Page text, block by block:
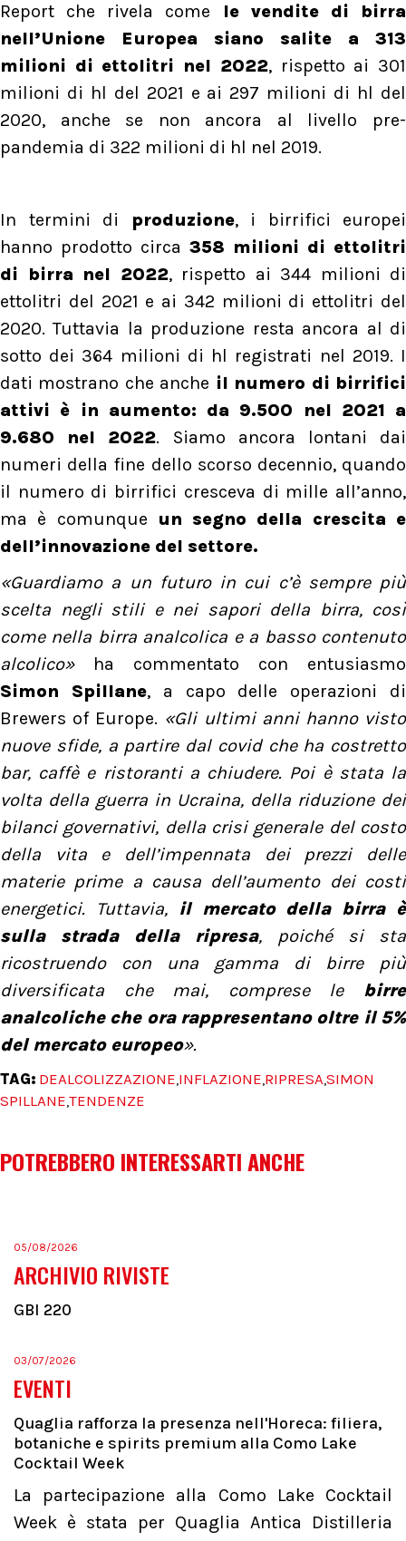
Report che rivela come
le vendite di birra
nell’Unione Europea siano salite a 313
milioni di ettolitri nel 2022, rispetto ai 301
milioni di hl del 2021 e ai 297 milioni di hl del
2020, anche se non ancora al livello pre-
pandemia di 322 milioni di hl nel 2019.
In termini di produzione, i birrifici europei
hanno prodotto circa 358 milioni di ettolitri
di birra nel 2022, rispetto ai 344 milioni di
ettolitri del 2021 e ai 342 milioni di ettolitri del
2020. Tuttavia la produzione resta ancora al di
sotto dei 364 milioni di hl registrati nel 2019. I
dati mostrano che anche il numero di birrifici
attivi è in aumento: da 9.500 nel 2021 a
9.680 nel 2022. Siamo ancora lontani dai
numeri della fine dello scorso decennio, quando
il numero di birrifici cresceva di mille all’anno,
ma è comunque un segno della crescita e
dell’innovazione del settore.
«Guardiamo a un futuro in cui c’è sempre più
scelta negli stili e nei sapori della birra, così
come nella birra analcolica e a basso contenuto
alcolico»ha commentato con entusiasmo
Simon Spillane, a capo delle operazioni di
Brewers of Europe. «Gli ultimi anni hanno visto
nuove sfide, a partire dal covid che ha costretto
bar, caffè e ristoranti a chiudere. Poi è stata la
volta della guerra in Ucraina, della riduzione dei
bilanci governativi, della crisi generale del costo
della vita e dell’impennata dei prezzi delle
materie prime a causa dell’aumento dei costi
energetici. Tuttavia,
il mercato della birra è
sulla strada della ripresa, poiché si sta
ricostruendo con una gamma di birre più
diversificata che mai, comprese le birre
analcoliche che ora rappresentano oltre il 5%
del mercato europeo».
TAG: DEALCOLIZZAZIONE,INFLAZIONE,RIPRESA,SIMON
SPILLANE,TENDENZE
POTREBBERO INTERESSARTI ANCHE
05/08/2026
ARCHIVIO RIVISTE
GBI 220
03/07/2026
EVENTI
Quaglia rafforza la presenza nell'Horeca: filiera,
botaniche e spirits premium alla Como Lake
Cocktail Week
La partecipazione alla Como Lake Cocktail
Week è stata per Quaglia Antica Distilleria